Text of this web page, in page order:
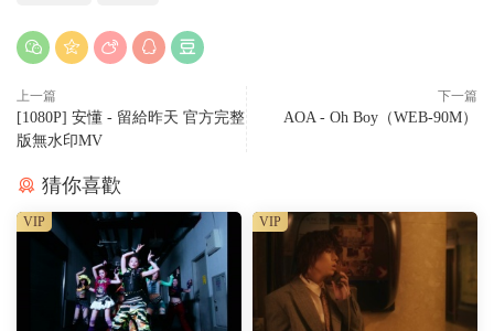
上一篇
[1080P] 安懂 - 留給昨天 官方完整
版無水印MV
下一篇
AOA - Oh Boy（WEB-90M）
猜你喜歡
VIP VIP